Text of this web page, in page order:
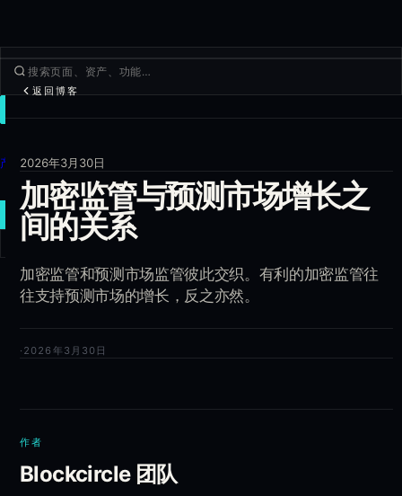
产品
更多
新建交易
登录 注册
返回博客
2026年3月30日
加密监管与预测市场增长之
间的关系
加密监管和预测市场监管彼此交织。有利的加密监管往
往支持预测市场的增长，反之亦然。
· 2026年3月30日
作者
Blockcircle 团队